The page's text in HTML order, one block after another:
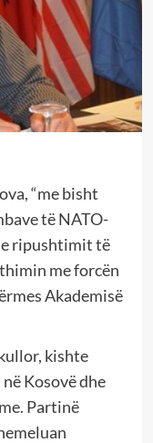
“me bisht
të NATO-
ripushtimit të
me forcën
Akademisë
kishte
Kosovë dhe
Partinë